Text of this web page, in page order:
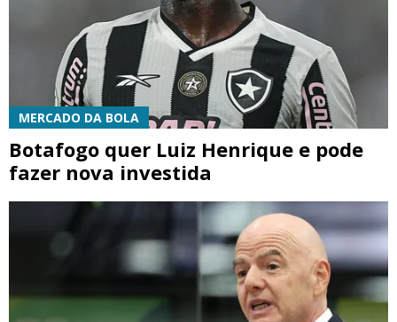
MERCADO DA BOLA
Botafogo quer Luiz Henrique e pode
fazer nova investida